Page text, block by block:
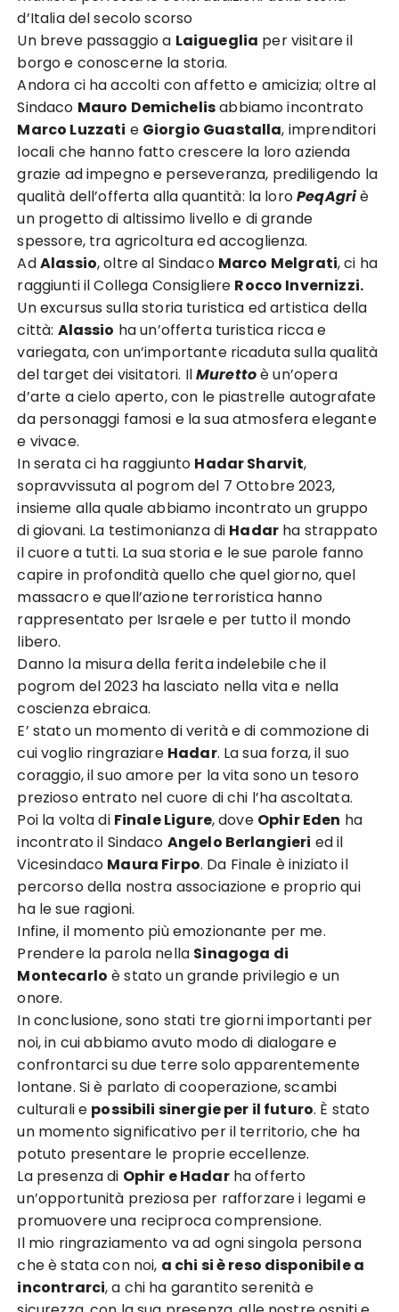
d’Italia del secolo scorso
Un breve passaggio a Laigueglia per visitare il
borgo e conoscerne la storia.
Andora ci ha accolti con affetto e amicizia; oltre al
Sindaco Mauro Demichelisabbiamo incontrato
Marco Luzzati e Giorgio Guastalla, imprenditori
locali che hanno fatto crescere la loro azienda
grazie ad impegno e perseveranza, prediligendo la
qualità dell’offerta alla quantità: la loroPeqAgriè
un progetto di altissimo livello e di grande
spessore, tra agricoltura ed accoglienza.
AdAlassio, oltre al Sindaco Marco Melgrati, ci ha
raggiunti il Collega Consigliere Rocco Invernizzi.
Un excursus sulla storia turistica ed artistica della
città: Alassio ha un’offerta turistica ricca e
variegata, con un’importante ricaduta sulla qualità
del target dei visitatori. IlMurettoè un’opera
d’arte a cielo aperto, con le piastrelle autografate
da personaggi famosi e la sua atmosfera elegante
e vivace.
In serata ci ha raggiunto Hadar Sharvit,
sopravvissuta al pogrom del 7 Ottobre 2023,
insieme alla quale abbiamo incontrato un gruppo
di giovani. La testimonianza di Hadar ha strappato
il cuore a tutti. La sua storia e le sue parole fanno
capire in profondità quello che quel giorno, quel
massacro e quell’azione terroristica hanno
rappresentato per Israele e per tutto il mondo
libero.
Danno la misura della ferita indelebile che il
pogrom del 2023 ha lasciato nella vita e nella
coscienza ebraica.
E’ stato un momento di verità e di commozione di
cui voglio ringraziare Hadar. La sua forza, il suo
coraggio, il suo amore per la vita sono un tesoro
prezioso entrato nel cuore di chi l’ha ascoltata.
Poi la volta di Finale Ligure, dove Ophir Eden ha
incontrato il Sindaco Angelo Berlangieri ed il
Vicesindaco Maura Firpo. Da Finale è iniziato il
percorso della nostra associazione e proprio qui
ha le sue ragioni.
Infine, il momento più emozionante per me.
Prendere la parola nella Sinagoga di
Montecarlo è stato un grande privilegio e un
onore.
In conclusione, sono stati tre giorni importanti per
noi, in cui abbiamo avuto modo di dialogare e
confrontarci su due terre solo apparentemente
lontane. Si è parlato di cooperazione, scambi
culturali e possibili sinergie per il futuro. È stato
un momento significativo per il territorio, che ha
potuto presentare le proprie eccellenze.
La presenza di Ophir e Hadarha offerto
un’opportunità preziosa per rafforzare i legami e
promuovere una reciproca comprensione.
Il mio ringraziamento va ad ogni singola persona
che è stata con noi, a chi si è reso disponibile a
incontrarci, a chi ha garantito serenità e